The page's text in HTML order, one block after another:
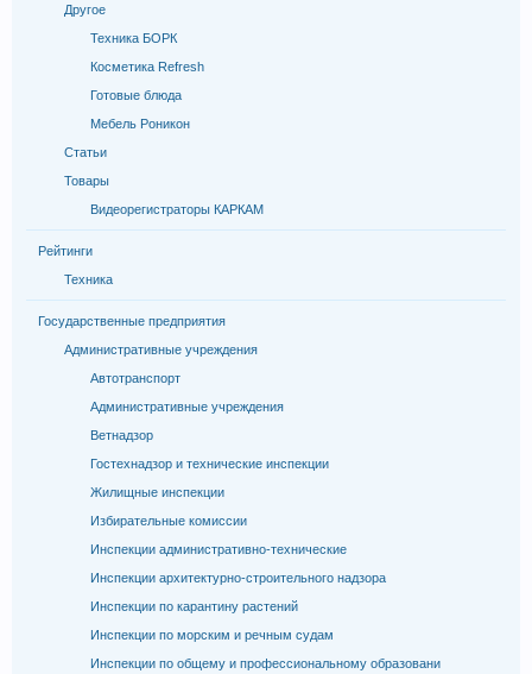
Другое
Техника БОРК
Косметика Refresh
Готовые блюда
Мебель Роникон
Статьи
Товары
Видеорегистраторы КАРКАМ
Рейтинги
Техника
Государственные предприятия
Административные учреждения
Автотранспорт
Административные учреждения
Ветнадзор
Гостехнадзор и технические инспекции
Жилищные инспекции
Избирательные комиссии
Инспекции административно-технические
Инспекции архитектурно-строительного надзора
Инспекции по карантину растений
Инспекции по морским и речным судам
Инспекции по общему и профессиональному образовани